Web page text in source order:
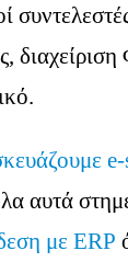
αυτά
με ERP